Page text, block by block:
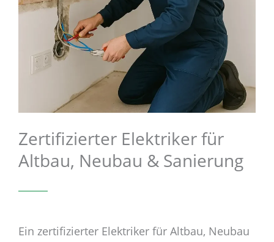
Zertifizierter Elektriker für
Altbau, Neubau & Sanierung
Ein zertifizierter Elektriker für Altbau, Neubau